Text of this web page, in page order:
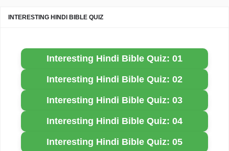
INTERESTING HINDI BIBLE QUIZ
Interesting Hindi Bible Quiz: 01
Interesting Hindi Bible Quiz: 02
Interesting Hindi Bible Quiz: 03
Interesting Hindi Bible Quiz: 04
Interesting Hindi Bible Quiz: 05